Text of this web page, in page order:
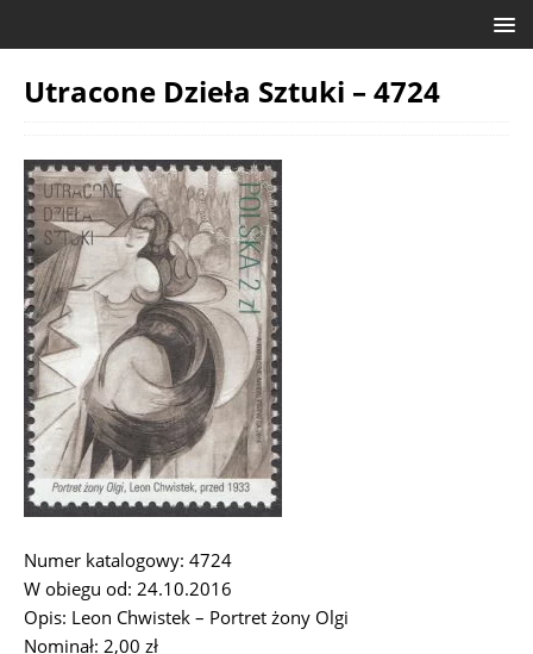
Utracone Dzieła Sztuki – 4724
Numer katalogowy: 4724
W obiegu od: 24.10.2016
Opis: Leon Chwistek – Portret żony Olgi
Nominał: 2,00 zł